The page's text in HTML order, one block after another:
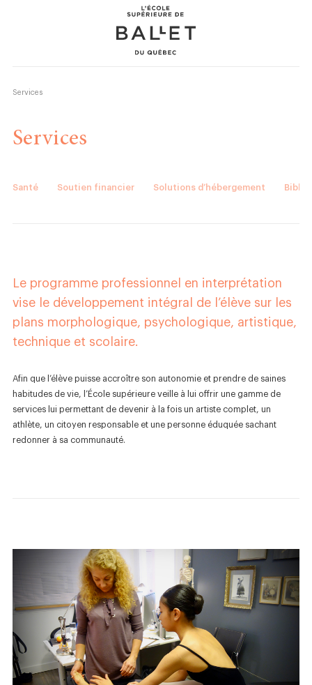
Fondation
Donner
Nouvelles
Nous joindre
Services
Services
Santé Soutien financier Solutions d’hébergement
Le programme professionnel en interprétation
vise le développement intégral de l’élève sur les
plans morphologique, psychologique, artistique,
technique et scolaire.
Afin que l’élève puisse accroître son autonomie et prendre de saines
habitudes de vie, l’École supérieure veille à lui offrir une gamme de
services lui permettant de devenir à la fois un artiste complet, un
athlète, un citoyen responsable et une personne éduquée sachant
redonner à sa communauté.